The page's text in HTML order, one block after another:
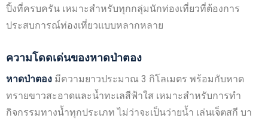
ปิ้งที่ครบครัน เหมาะสำหรับทุกกลุ่มนักท่องเที่ยวที่ต้องการ
ประสบการณ์ท่องเที่ยวแบบหลากหลาย
ความโดดเด่นของหาดป่าตอง
หาดป่าตอง มีความยาวประมาณ 3 กิโลเมตร พร้อมกับหาด
ทรายขาวสะอาดและน้ำทะเลสีฟ้าใส เหมาะสำหรับการทำ
กิจกรรมทางน้ำทุกประเภท ไม่ว่าจะเป็นว่ายน้ำ เล่นเจ็ตสกี บา